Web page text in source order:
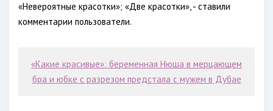
«Невероятные красотки»; «Две красотки», - ставили
комментарии пользователи.
«Какие красивые»: беременная Нюша в мерцающем
бра и юбке с разрезом предстала с мужем в Дубае